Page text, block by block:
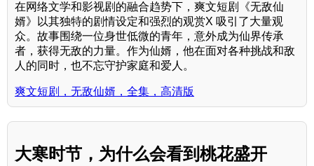
在网络文学和影视剧的融合趋势下，爽文短剧《无敌仙
婿》以其独特的剧情设定和强烈的观赏X 吸引了大量观
众。故事围绕一位身世低微的青年，意外成为仙界传承
者，获得无敌的力量。作为仙婿，他在面对各种挑战和敌
人的同时，也不忘守护家庭和爱人。
爽文短剧，无敌仙婿，全集，高清版
大寒时节，为什么会看到桃花盛开